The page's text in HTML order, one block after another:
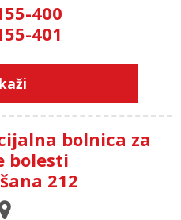
400
401
bolnica za
bolesti
212